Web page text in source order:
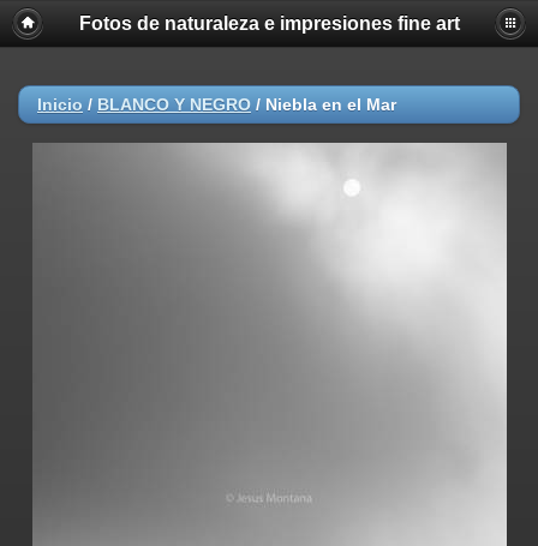
Fotos de naturaleza e impresiones fine art
Inicio / BLANCO Y NEGRO / Niebla en el Mar